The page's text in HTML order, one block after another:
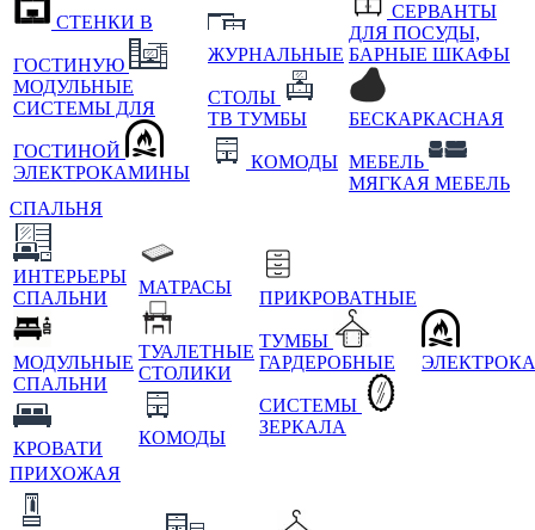
СТЕНКИ В
ГОСТИНУЮ
МОДУЛЬНЫЕ
СИСТЕМЫ ДЛЯ
ГОСТИНОЙ
ЭЛЕКТРОКАМИНЫ
ЖУРНАЛЬНЫЕ
СТОЛЫ
ТВ ТУМБЫ
КОМОДЫ
СЕРВАНТЫ
ДЛЯ ПОСУДЫ,
БАРНЫЕ ШКАФЫ
БЕСКАРКАСНАЯ
МЕБЕЛЬ
МЯГКАЯ МЕБЕЛЬ
СПАЛЬНЯ
ИНТЕРЬЕРЫ
СПАЛЬНИ
МОДУЛЬНЫЕ
СПАЛЬНИ
КРОВАТИ
МАТРАСЫ
ТУАЛЕТНЫЕ
СТОЛИКИ
КОМОДЫ
ПРИКРОВАТНЫЕ
ТУМБЫ
ГАРДЕРОБНЫЕ
СИСТЕМЫ
ЗЕРКАЛА
ПРИХОЖАЯ